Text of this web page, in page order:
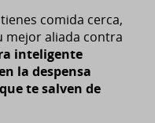
comida cerca,
mejor aliada contra
inteligente
la despensa
te salven de